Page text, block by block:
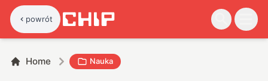
powrót
Home Nauka